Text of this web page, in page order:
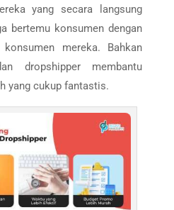
yang secara langsung
bertemu konsumen dengan
mereka. Bahkan
dropshipper membantu
yang cukup fantastis.